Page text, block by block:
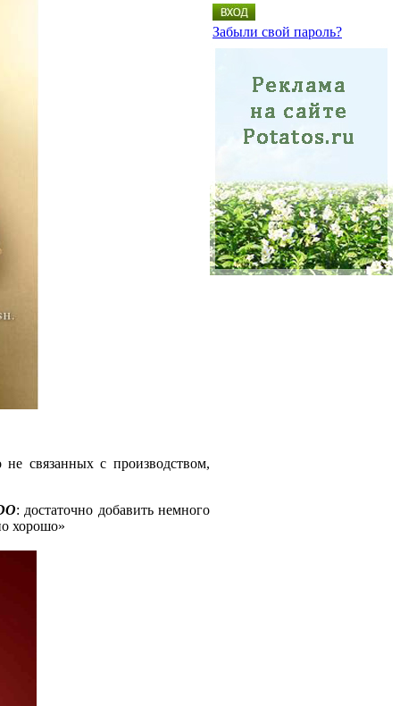
связанных с производством,
: достаточно добавить немного
хорошо»
Забыли свой пароль?